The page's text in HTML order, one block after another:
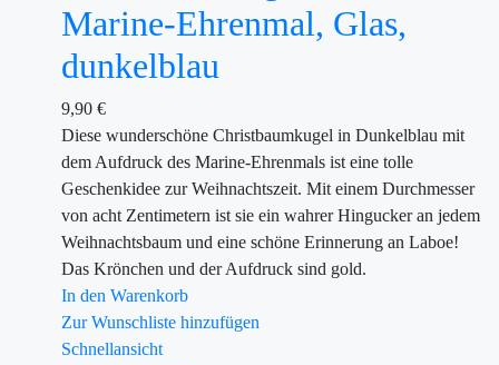
Marine-Ehrenmal, Glas,
dunkelblau
9,90 €
Diese wunderschöne Christbaumkugel in Dunkelblau mit
dem Aufdruck des Marine-Ehrenmals ist eine tolle
Geschenkidee zur Weihnachtszeit. Mit einem Durchmesser
von acht Zentimetern ist sie ein wahrer Hingucker an jedem
Weihnachtsbaum und eine schöne Erinnerung an Laboe!
Das Krönchen und der Aufdruck sind gold.
In den Warenkorb
Zur Wunschliste hinzufügen
Schnellansicht